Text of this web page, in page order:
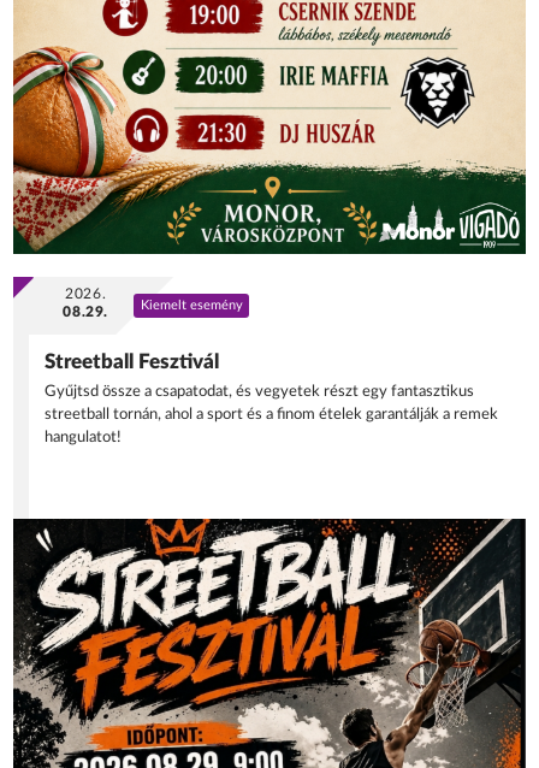
2026.
08.29.
Kiemelt esemény
Streetball Fesztivál
Gyűjtsd össze a csapatodat, és vegyetek részt egy fantasztikus
streetball tornán, ahol a sport és a finom ételek garantálják a remek
hangulatot!